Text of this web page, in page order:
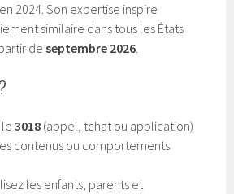
2024. Son expertise inspire
similaire dans tous les États
deseptembre 2026.
le3018 (appel, tchat ou application)
contenus ou comportements
les enfants, parents et